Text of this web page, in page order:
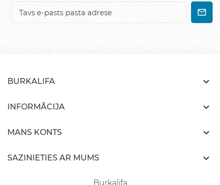
BURKALIFA 
INFORMĀCIJA 
MANS KONTS 
SAZINIETIES AR MUMS 
Burkalifa